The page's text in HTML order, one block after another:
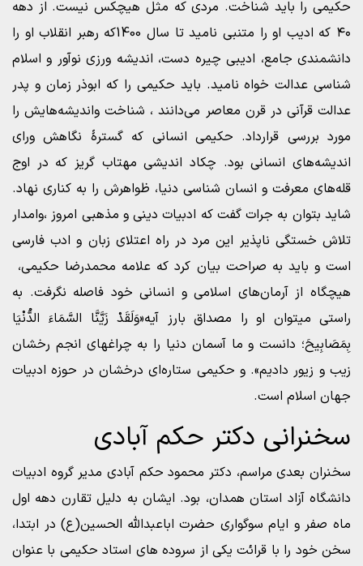
حکیمی را باید شناخت. مردی که مثل هیچکس نیست. از دهه
۴۰ که ادیب او را متنبی نامید تا سال 1400که رهبر انقلاب او را
دانشمندی جامع، ادیبی چیره دست، اندیشه ورزی نوآور و اسلام
شناسی عدالت خواه نامید. باید حکیمی را که ابوذر زمان و پدر
عدالت قرآنی در قرن معاصر می‌دانند ، شناخت واندیشه‌هایش را
مورد بررسی قرارداد. حکیمی انسانی که گسترۀ نگاهش ورای
اندیشه‌های انسانی بود. چکاد اندیشی مهتاب گریز که در اوج
قله‌های معرفت و انسان شناسی دنیا، ظواهرش را به کناری نهاد.
شاید بتوان به جرات گفت که ادبیات دینی و مذهبی امروز ،وامدار
تلاش خستگی ناپذیر این مرد در راه اعتلای زبان و ادب فارسی
است و باید به صراحت بیان کرد که علامه محمدرضا حکیمی،
هیچگاه از آرمان‌های اسلامی و انسانی خود فاصله نگرفت. به
راستی میتوان او را مصداق بارز آیه«وَلَقَدْ زَیَّنَّا السَّمَاءَ الدُّنْیَا
بِمَصَابِیحَ؛ دانست و ما آسمان دنیا را به چراغهای انجم رخشان
زیب و زیور دادیم». و حکیمی ستاره‌ای درخشان در حوزه ادبیات
جهان اسلام است.
سخنرانی دکتر حکم آبادی
سخنران بعدی مراسم، دکتر محمود حکم آبادی مدیر گروه ادبیات
دانشگاه آزاد استان همدان، بود. ایشان به دلیل تقارن دهه اول
ماه صفر و ایام سوگواری حضرت اباعبدالله الحسین(ع) در ابتدا،
سخن خود را با قرائت یکی از سروده های استاد حکیمی با عنوان